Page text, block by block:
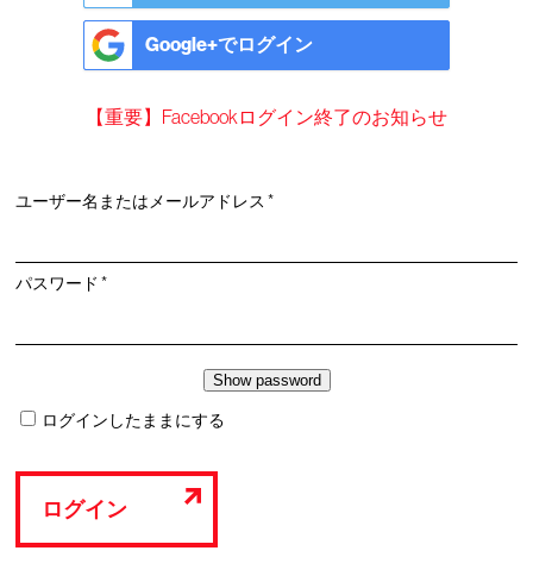
Google+でログイン
【重要】Facebookログイン終了のお知らせ
ユーザー名またはメールアドレス*必
パスワード*必
ログインしたままにする
ログイン